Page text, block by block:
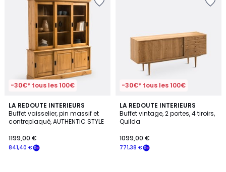
-30€* tous les 100€
LA REDOUTE INTERIEURS
Buffet vaisselier, pin massif et
contreplaqué, AUTHENTIC STYLE
841,40 €
1199,00 €
4,2
/ 5
-30€* tous les 100€
LA REDOUTE INTERIEURS
Buffet vintage, 2 portes, 4 tiroirs,
Quilda
771,38 €
1099,00 €
4,6
/ 5